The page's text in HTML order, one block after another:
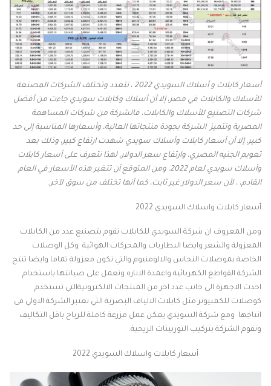
أسعار كابلات و أسلاك السويدي 2022 ، تتعدد وتختلف الشركات المصنعة
للأسلاك والكابلات في مصر، إلا أن أسلاك وكابلات سويدي جاءت من أفضل
شركات التصنيع للأسلاك والكابلات، فالشركة من شركات المساهمة
المصرية وتتميز الشركة بجودة منتجاتها العالية، وأسعارها المناسبة إلى حد
كبير، إلا أن أسعار كابلات وأسلاك سويدي شهدت ارتفاع كبير، وذلك بعد
تعويم الجنيه المصري، وارتفاع سعر الدولار، لهذا نتعرف على أسعار كابلات
وأسلاك سويدي لعام 2022، ومن المتوقع أن تتغير هذه الأسعار في العام
القادم، ، لأن سعر الدولار غير ثابت، كما أنها تختلف من سوق لآخر.
أسعار كابلات واسلاك السويدي 2022
ومن المعروف ان شركة السويدي للكابلات تقوم بتصنيع عدد من الكابلات
المعزولة والشعر وايضا البطاريات والمحركات الهوائية وكل الوصلات
الخاصة بموصلات النحاس والالومنيوم والتي تكون معزولة تماما وايضا تنتج
الشركة القواطع الكهربائية واعمدة الاناره وتعمل على صيانتها باستخدام
احدث الاجهزة الى جانب عدد اخر من المنتجات الالكترونيةالتي تستخدم
كوصلات للكمبيوتر مثل كابلات الالياف البصرية التي تعتبر الشركة الاولي فى
انتاجها ومع شركة السويدي يمكن عمل مزرعة كاملة للرياح باقل التكاليف
وتقوم الشركة بتركيب التوربينات الريحية.
أسعار كابلات واسلاك السويدي 2022